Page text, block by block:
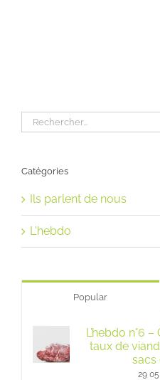
Rechercher:
Catégories
Ils parlent de nous
L'hebdo
Popular
L’hebdo n°6
taux de
sacs
29